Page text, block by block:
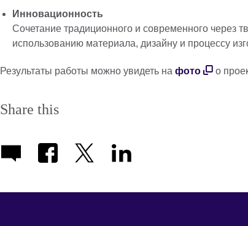
Инновационность
Сочетание традиционного и современного через
использованию материала, дизайну и процессу
Результаты работы можно увидеть на фото о
Share this